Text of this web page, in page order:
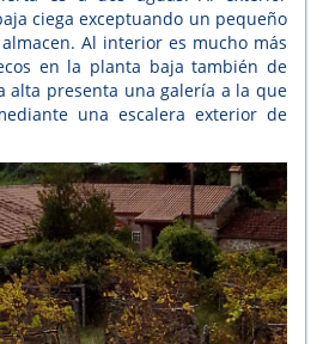
ciega exceptuando un pequeño
Al interior es mucho más
en la planta baja también de
alta presenta una galería a la que
una escalera exterior de